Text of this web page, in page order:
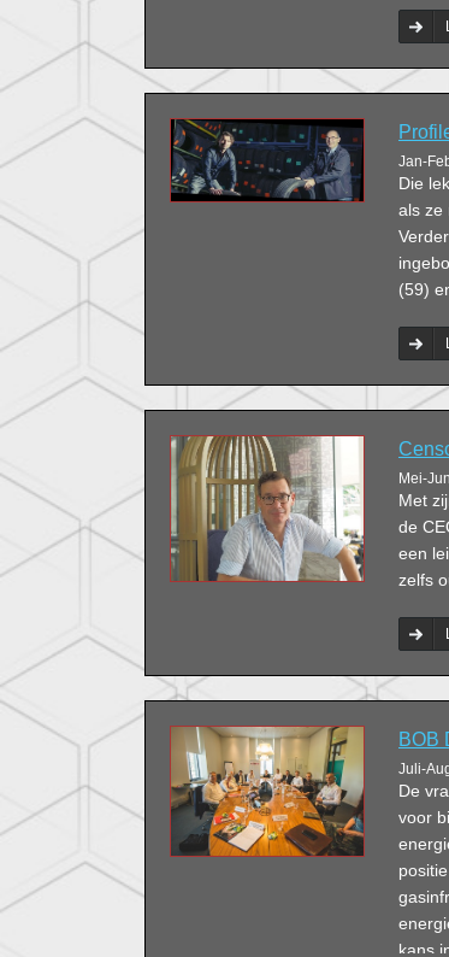
Jan-
Die
als ze
(59)
Mei-
Met
de
een
zelfs
BOB
Juli-
De
voor
kans